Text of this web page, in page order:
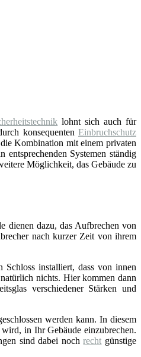
lohnt sich auch für
konsequenten Einbruchschutz
Kombination mit einem privaten
entsprechenden Systemen ständig
Möglichkeit, das Gebäude zu
dienen dazu, das Aufbrechen von
nach kurzer Zeit von ihrem
installiert, dass von innen
natürlich nichts. Hier kommen dann
verschiedener Stärken und
werden kann. In diesem
in Ihr Gebäude einzubrechen.
sind dabei nochrecht günstige